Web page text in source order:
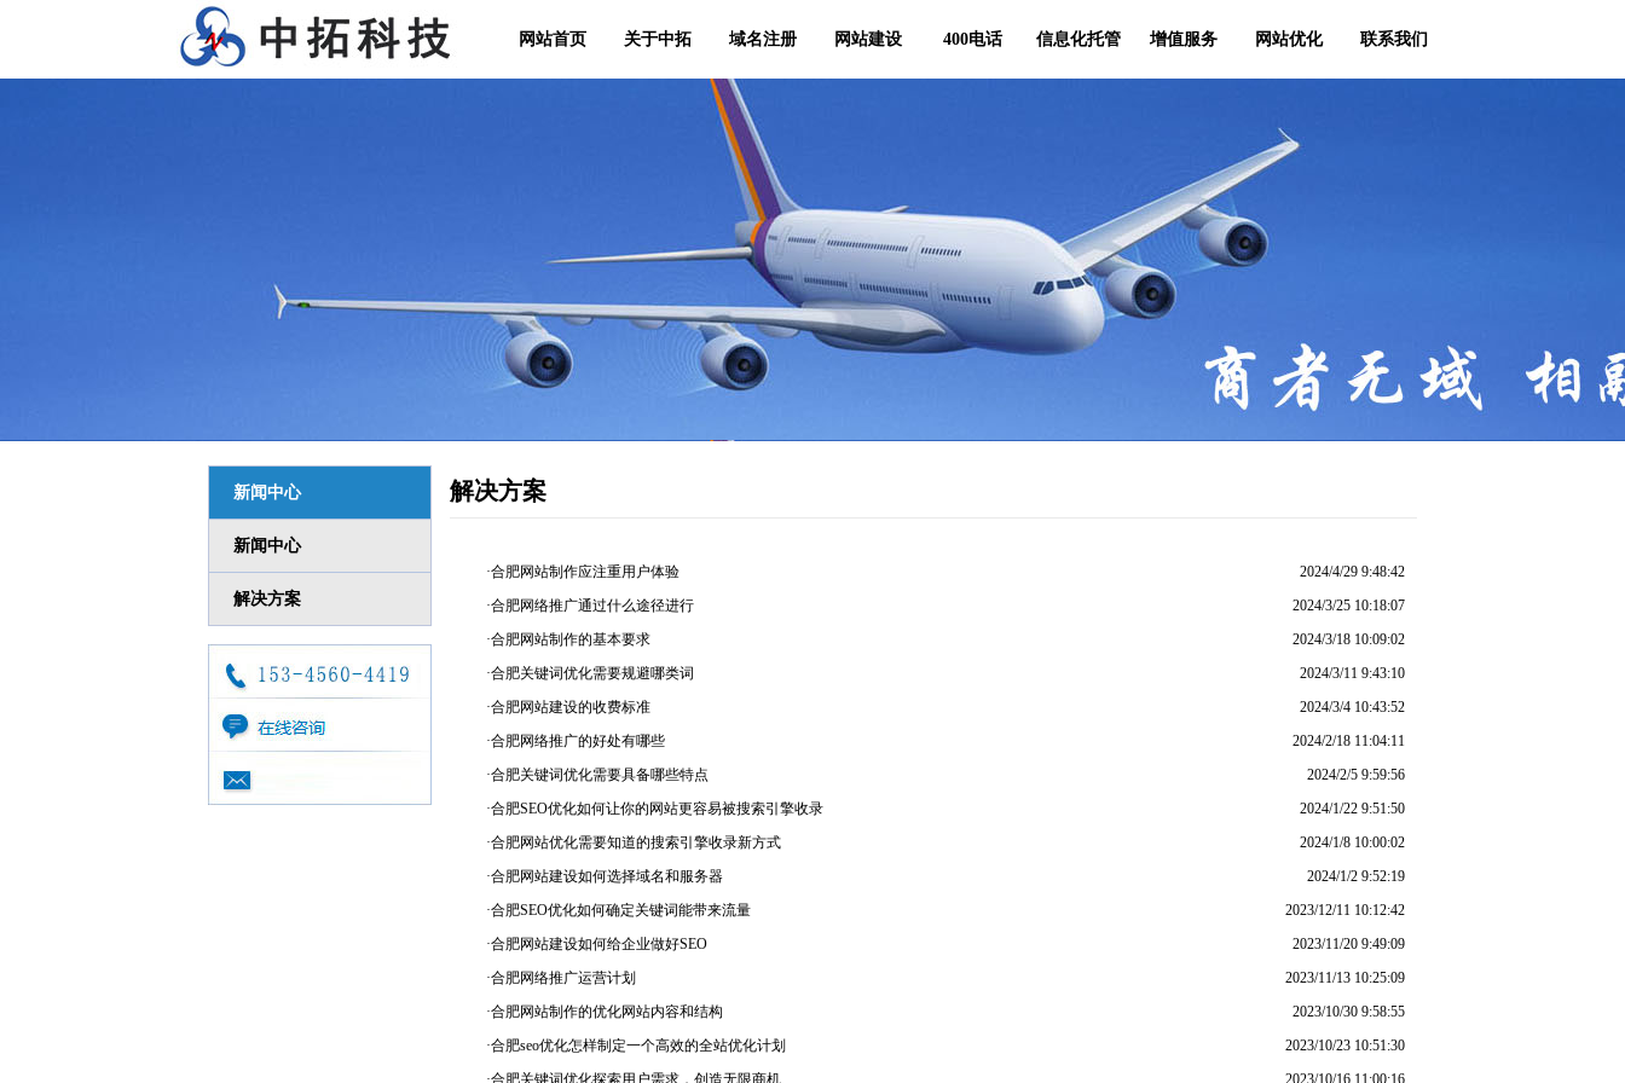
网站首页 关于中拓 域名注册 网站建设 400电话 信息化托管 增值服务 网站优化 联系我们
新闻中心
新闻中心
解决方案
解决方案
2024/4/29 9:48:42
·合肥网站制作应注重用户体验
2024/3/25 10:18:07
·合肥网络推广通过什么途径进行
2024/3/18 10:09:02
·合肥网站制作的基本要求
2024/3/11 9:43:10
·合肥关键词优化需要规避哪类词
2024/3/4 10:43:52
·合肥网站建设的收费标准
2024/2/18 11:04:11
·合肥网络推广的好处有哪些
2024/2/5 9:59:56
·合肥关键词优化需要具备哪些特点
2024/1/22 9:51:50
·合肥SEO优化如何让你的网站更容易被搜索引擎收录
2024/1/8 10:00:02
·合肥网站优化需要知道的搜索引擎收录新方式
2024/1/2 9:52:19
·合肥网站建设如何选择域名和服务器
2023/12/11 10:12:42
·合肥SEO优化如何确定关键词能带来流量
2023/11/20 9:49:09
·合肥网站建设如何给企业做好SEO
2023/11/13 10:25:09
·合肥网络推广运营计划
2023/10/30 9:58:55
·合肥网站制作的优化网站内容和结构
2023/10/23 10:51:30
·合肥seo优化怎样制定一个高效的全站优化计划
2023/10/16 11:00:16
·合肥关键词优化探索用户需求，创造无限商机